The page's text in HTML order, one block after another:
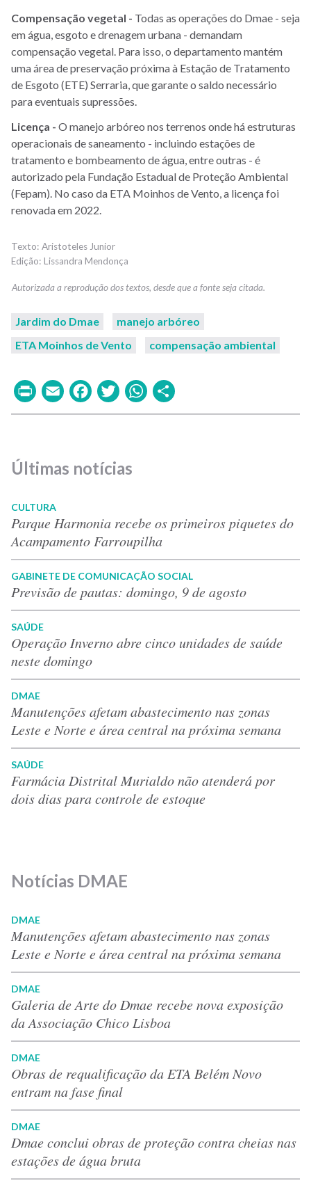
Compensação vegetal - Todas as operações do Dmae - seja
em água, esgoto e drenagem urbana - demandam
compensação vegetal. Para isso, o departamento mantém
uma área de preservação próxima à Estação de Tratamento
de Esgoto (ETE) Serraria, que garante o saldo necessário
para eventuais supressões.
Licença - O manejo arbóreo nos terrenos onde há estruturas
operacionais de saneamento - incluindo estações de
tratamento e bombeamento de água, entre outras - é
autorizado pela Fundação Estadual de Proteção Ambiental
(Fepam). No caso da ETA Moinhos de Vento, a licença foi
renovada em 2022.
Aristoteles Junior
Lissandra Mendonça
Jardim do Dmae
manejo arbóreo
ETA Moinhos de Vento
compensação ambiental
PrintEmailFacebook
TwitterWhatsApp
Últimas notícias
CULTURA
Parque Harmonia recebe os primeiros piquetes do
Acampamento Farroupilha
GABINETE DE COMUNICAÇÃO SOCIAL
Previsão de pautas: domingo, 9 de agosto
SAÚDE
Operação Inverno abre cinco unidades de saúde
neste domingo
DMAE
Manutenções afetam abastecimento nas zonas
Leste e Norte e área central na próxima semana
SAÚDE
Farmácia Distrital Murialdo não atenderá por
dois dias para controle de estoque
Notícias DMAE
DMAE
Manutenções afetam abastecimento nas zonas
Leste e Norte e área central na próxima semana
DMAE
Galeria de Arte do Dmae recebe nova exposição
da Associação Chico Lisboa
DMAE
Obras de requalificação da ETA Belém Novo
entram na fase final
DMAE
Dmae conclui obras de proteção contra cheias nas
estações de água bruta